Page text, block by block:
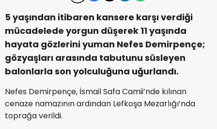
5 yaşından itibaren kansere karşı verdiği
mücadelede yorgun düşerek 11 yaşında
hayata gözlerini yuman Nefes Demirpençe;
gözyaşları arasında tabutunu süsleyen
balonlarla son yolculuğuna uğurlandı.
Nefes Demirpençe, İsmail Safa Camii’nde kılınan
cenaze namazının ardından Lefkoşa Mezarlığı’nda
toprağa verildi.